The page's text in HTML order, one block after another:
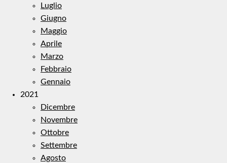
Luglio
Giugno
Maggio
Aprile
Marzo
Febbraio
Gennaio
2021
Dicembre
Novembre
Ottobre
Settembre
Agosto